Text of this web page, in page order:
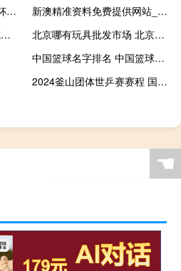
亚洲杯2023赛程 国足亚洲杯中国队赛程
新澳精准资料免费提供网站_智能AI深度解析_百度移动统计版.223.369
广州医科大学附属第一医院有肿瘤科 广州医学院附属第一医院
北京哪有玩具批发市场 北京五金建材批发市场
中国篮球名字排名 中国篮球队员排名
2024釜山团体世乒赛赛程 国足世预赛2024赛程
☚